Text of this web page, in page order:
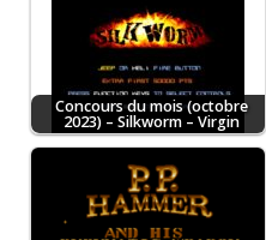
Concours du mois (octobre
2023) – Silkworm – Virgin